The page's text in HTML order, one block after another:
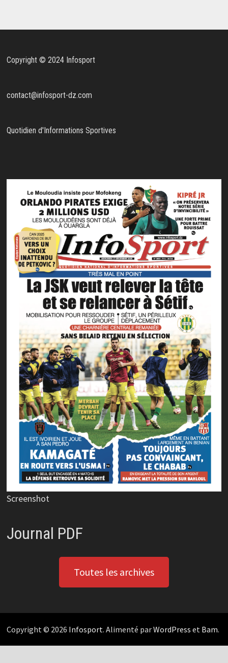
Copyright © 2024 Infosport
contact@infosport-dz.com
Quotidien d'Informations Sportives
Screenshot
Journal PDF
Toutes les archives
Copyright © 2026 Infosport. Alimenté parWordPress et Bam.